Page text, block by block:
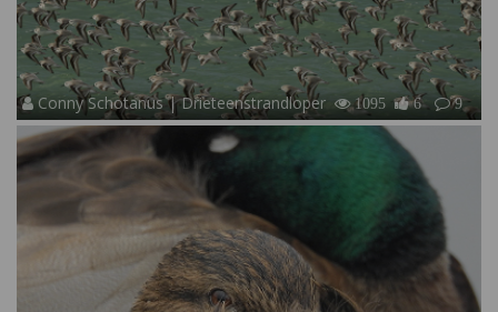
Conny Schotanus | Drieteenstrandloper 1095 6 9